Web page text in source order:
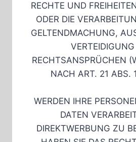
RECHTE UND
ODER DIE
GELTENDMACHUNG,
RECHTSANSPRÜCHEN
NACH ART. 21 ABS.
WERDEN IHRE
DATEN
DIREKTWERBUNG ZU